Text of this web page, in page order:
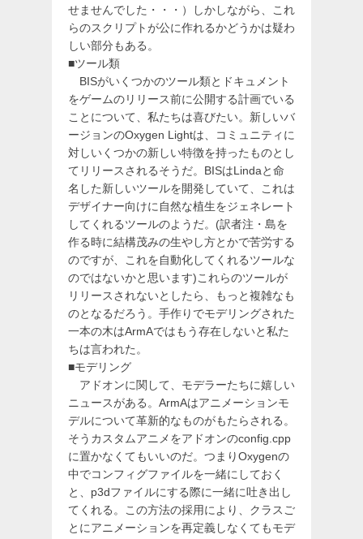
せませんでした・・・）しかしながら、これ
らのスクリプトが公に作れるかどうかは疑わ
しい部分もある。
■ツール類
BISがいくつかのツール類とドキュメント
をゲームのリリース前に公開する計画でいる
ことについて、私たちは喜びたい。新しいバ
ージョンのOxygen Lightは、コミュニティに
対しいくつかの新しい特徴を持ったものとし
てリリースされるそうだ。BISはLindaと命
名した新しいツールを開発していて、これは
デザイナー向けに自然な植生をジェネレート
してくれるツールのようだ。(訳者注・島を
作る時に結構茂みの生やし方とかで苦労する
のですが、これを自動化してくれるツールな
のではないかと思います)これらのツールが
リリースされないとしたら、もっと複雑なも
のとなるだろう。手作りでモデリングされた
一本の木はArmAではもう存在しないと私た
ちは言われた。
■モデリング
アドオンに関して、モデラーたちに嬉しい
ニュースがある。ArmAはアニメーションモ
デルについて革新的なものがもたらされる。
そうカスタムアニメをアドオンのconfig.cpp
に置かなくてもいいのだ。つまりOxygenの
中でコンフィグファイルを一緒にしておく
と、p3dファイルにする際に一緒に吐き出し
てくれる。この方法の採用により、クラスご
とにアニメーションを再定義しなくてもモデ